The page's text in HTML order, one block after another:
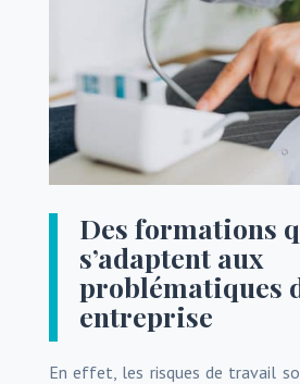
Des formations
s’adaptent aux
problématiques
entreprise
En effet, les risques de travail